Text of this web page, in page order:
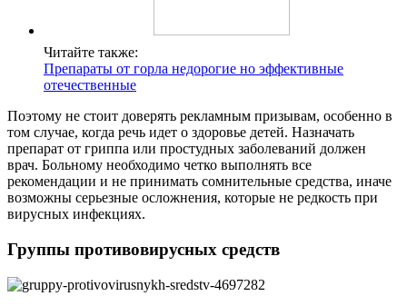
Читайте также:
Препараты от горла недорогие но эффективные
отечественные
Поэтому не стоит доверять рекламным призывам, особенно в
том случае, когда речь идет о здоровье детей. Назначать
препарат от гриппа или простудных заболеваний должен
врач. Больному необходимо четко выполнять все
рекомендации и не принимать сомнительные средства, иначе
возможны серьезные осложнения, которые не редкость при
вирусных инфекциях.
Группы противовирусных средств